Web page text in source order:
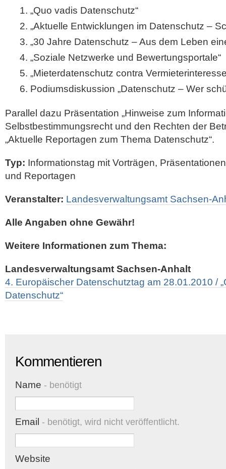
„Quo vadis Datenschutz“
„Aktuelle Entwicklungen im Datenschutz –
„30 Jahre Datenschutz – Aus dem Leben
„Soziale Netzwerke und Bewertungsportale“
„Mieterdatenschutz contra
Podiumsdiskussion „Datenschutz – Wer
Parallel dazu Präsentation „Hinweise zum
Selbstbestimmungsrecht und den Rechten der
„Aktuelle Reportagen zum Thema Datenschutz“.
Typ: Informationstag mit Vorträgen,
und Reportagen
Veranstalter: Landesverwaltungsamt Sachsen-
Alle Angaben ohne Gewähr!
Weitere Informationen zum Thema:
Landesverwaltungsamt Sachsen-Anhalt
4. Europäischer Datenschutztag am 28.01.2010 /
Datenschutz“
Kommentieren
Name - benötigt
Email - benötigt, wird nicht veröffentlicht.
Website